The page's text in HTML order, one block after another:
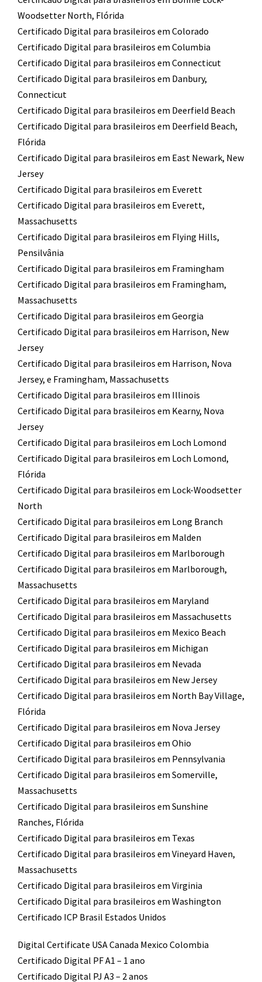
Woodsetter North, Flórida
Certificado Digital para brasileiros em Colorado
Certificado Digital para brasileiros em Columbia
Certificado Digital para brasileiros em Connecticut
Certificado Digital para brasileiros em Danbury,
Connecticut
Certificado Digital para brasileiros em Deerfield Beach
Certificado Digital para brasileiros em Deerfield Beach,
Flórida
Certificado Digital para brasileiros em East Newark, New
Jersey
Certificado Digital para brasileiros em Everett
Certificado Digital para brasileiros em Everett,
Massachusetts
Certificado Digital para brasileiros em Flying Hills,
Pensilvânia
Certificado Digital para brasileiros em Framingham
Certificado Digital para brasileiros em Framingham,
Massachusetts
Certificado Digital para brasileiros em Georgia
Certificado Digital para brasileiros em Harrison, New
Jersey
Certificado Digital para brasileiros em Harrison, Nova
Jersey, e Framingham, Massachusetts
Certificado Digital para brasileiros em Illinois
Certificado Digital para brasileiros em Kearny, Nova
Jersey
Certificado Digital para brasileiros em Loch Lomond
Certificado Digital para brasileiros em Loch Lomond,
Flórida
Certificado Digital para brasileiros em Lock-Woodsetter
North
Certificado Digital para brasileiros em Long Branch
Certificado Digital para brasileiros em Malden
Certificado Digital para brasileiros em Marlborough
Certificado Digital para brasileiros em Marlborough,
Massachusetts
Certificado Digital para brasileiros em Maryland
Certificado Digital para brasileiros em Massachusetts
Certificado Digital para brasileiros em Mexico Beach
Certificado Digital para brasileiros em Michigan
Certificado Digital para brasileiros em Nevada
Certificado Digital para brasileiros em New Jersey
Certificado Digital para brasileiros em North Bay Village,
Flórida
Certificado Digital para brasileiros em Nova Jersey
Certificado Digital para brasileiros em Ohio
Certificado Digital para brasileiros em Pennsylvania
Certificado Digital para brasileiros em Somerville,
Massachusetts
Certificado Digital para brasileiros em Sunshine
Ranches, Flórida
Certificado Digital para brasileiros em Texas
Certificado Digital para brasileiros em Vineyard Haven,
Massachusetts
Certificado Digital para brasileiros em Virginia
Certificado Digital para brasileiros em Washington
Certificado ICP Brasil Estados Unidos
Digital Certificate USA Canada Mexico Colombia
Certificado Digital PF A1 – 1 ano
Certificado Digital PJ A3 – 2 anos